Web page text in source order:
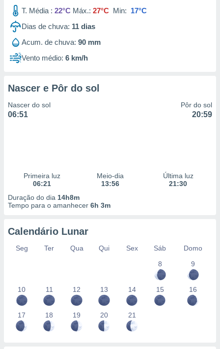
T. Média : 22°C Máx.: 27°C Min: 17°C
Dias de chuva: 11 dias
Acum. de chuva: 90 mm
Vento médio: 6 km/h
Nascer e Pôr do sol
Nascer do sol
06:51
Pôr do sol
20:59
Primeira luz
06:21
Meio-dia
13:56
Última luz
21:30
Duração do dia 14h8m
Tempo para o amanhecer 6h 3m
Calendário Lunar
Seg Ter Qua Qui Sex Sáb
Domo
8
9
10 11 12 13 14 15 16
17 18 19 20 21